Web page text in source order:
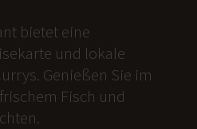
bietet eine
und lokale
Genießen Sie im
Fisch und